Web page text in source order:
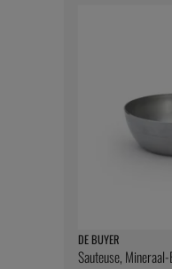
DE BUYER
Sauteuse,